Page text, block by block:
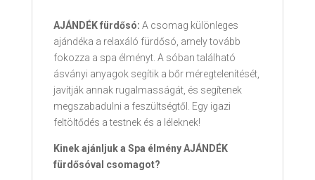
AJÁNDÉK fürdősó: A csomag különleges
ajándéka a relaxáló fürdősó, amely tovább
fokozza a spa élményt. A sóban található
ásványi anyagok segítik a bőr méregtelenítését,
javítják annak rugalmasságát, és segítenek
megszabadulni a feszültségtől. Egy igazi
feltöltődés a testnek és a léleknek!
Kinek ajánljuk a Spa élmény AJÁNDÉK
fürdősóval csomagot?